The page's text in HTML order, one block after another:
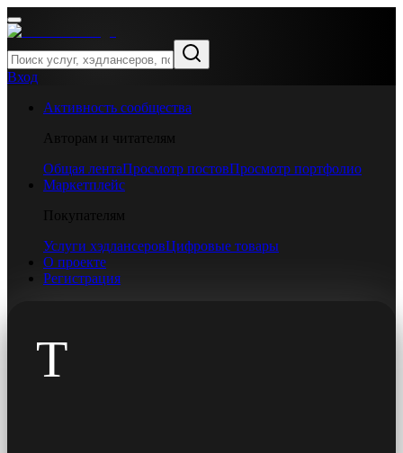
Вход
Активность сообщества
Авторам и читателям
Общая лентаПросмотр постовПросмотр портфолио
Маркетплейс
Покупателям
Услуги хэдлансеровЦифровые товары
О проекте
Регистрация
T